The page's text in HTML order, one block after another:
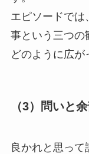
エピソードでは
事という三つの
どのように広が
（3）問いと
良かれと思って